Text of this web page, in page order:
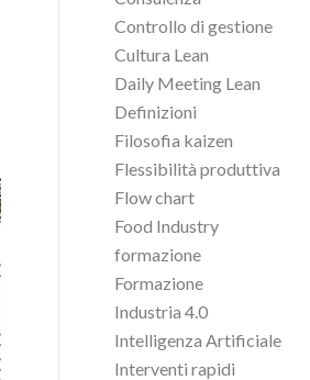
Controllo di gestione
Cultura Lean
Daily Meeting Lean
Definizioni
Filosofia kaizen
Flessibilità produttiva
Flow chart
Food Industry
formazione
Formazione
Industria 4.0
Intelligenza Artificiale
Interventi rapidi